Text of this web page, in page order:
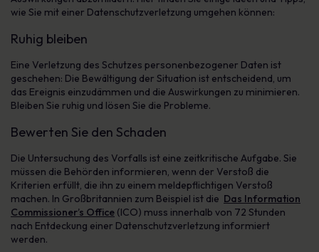
wie Sie mit einer Datenschutzverletzung umgehen können:
Ruhig bleiben
Eine Verletzung des Schutzes personenbezogener Daten ist
geschehen: Die Bewältigung der Situation ist entscheidend, um
das Ereignis einzudämmen und die Auswirkungen zu minimieren.
Bleiben Sie ruhig und lösen Sie die Probleme.
Bewerten Sie den Schaden
Die Untersuchung des Vorfalls ist eine zeitkritische Aufgabe. Sie
müssen die Behörden informieren, wenn der Verstoß die
Kriterien erfüllt, die ihn zu einem meldepflichtigen Verstoß
machen. In Großbritannien zum Beispiel ist die Das Information
Commissioner’s Office (ICO) muss innerhalb von 72 Stunden
nach Entdeckung einer Datenschutzverletzung informiert
werden.